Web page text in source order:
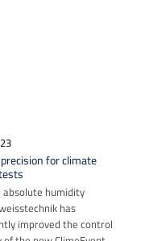
for climate
humidity
has
improved the control